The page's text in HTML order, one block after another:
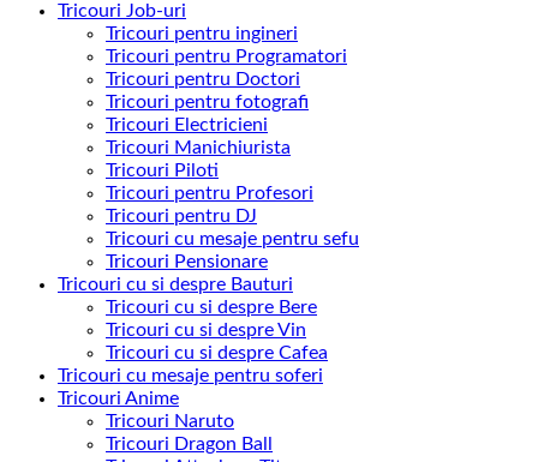
Tricouri Job-uri
Tricouri pentru ingineri
Tricouri pentru Programatori
Tricouri pentru Doctori
Tricouri pentru fotografi
Tricouri Electricieni
Tricouri Manichiurista
Tricouri Piloti
Tricouri pentru Profesori
Tricouri pentru DJ
Tricouri cu mesaje pentru sefu
Tricouri Pensionare
Tricouri cu si despre Bauturi
Tricouri cu si despre Bere
Tricouri cu si despre Vin
Tricouri cu si despre Cafea
Tricouri cu mesaje pentru soferi
Tricouri Anime
Tricouri Naruto
Tricouri Dragon Ball